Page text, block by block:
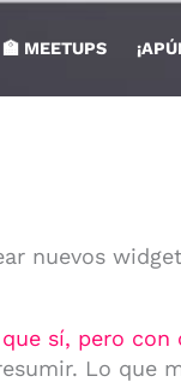
MEETUPS
nuevos
sí, pero con
Lo que